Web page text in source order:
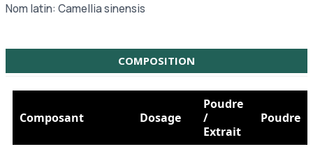
Nom latin: Camellia sinensis
COMPOSITION
Composant Dosage
Poudre
/
Extrait
Poudre